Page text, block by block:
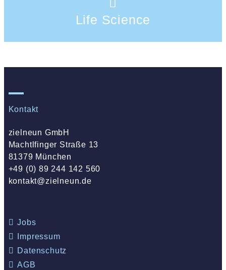
Life Science
Kontakt
zielneun GmbH
Machtlfinger Straße 13
81379 München
+49 (0) 89 244 142 560
kontakt@zielneun.de
Jobs
Impressum
Datenschutz
AGB